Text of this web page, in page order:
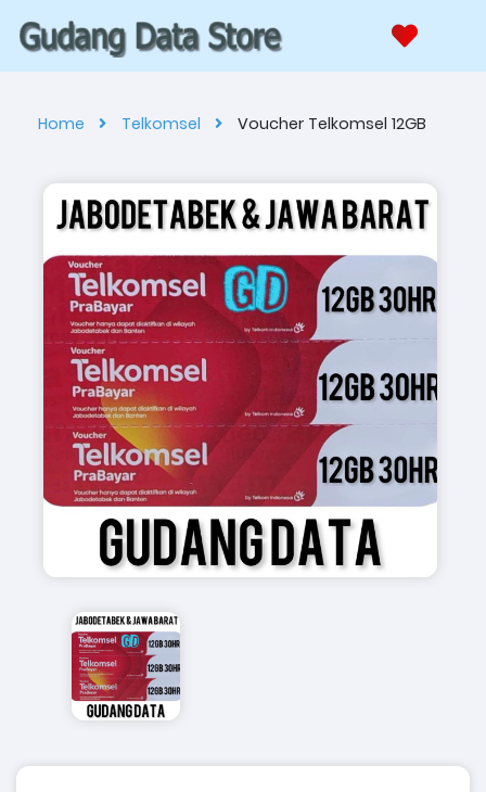
Home Telkomsel Voucher Telkomsel 12GB